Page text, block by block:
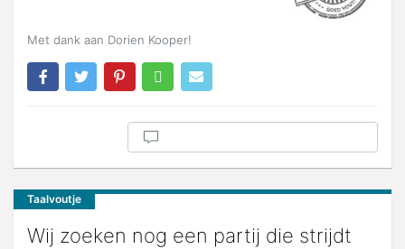
Met dank aan Dorien Kooper!
Taalvoutje
Wij zoeken nog een partij die strijdt